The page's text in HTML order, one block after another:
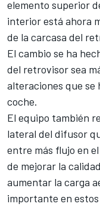
elemento superior
interior está ahora
de la carcasa del
El cambio se ha
del retrovisor sea
alteraciones que se
coche.
El equipo también
lateral del difusor
entre más flujo en
de mejorar la
aumentar la carga
importante en